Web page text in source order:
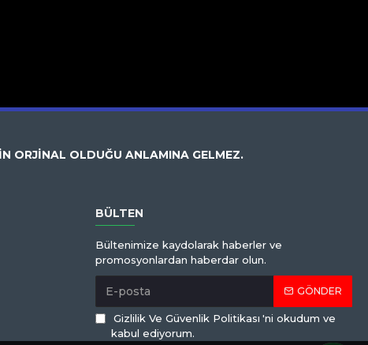
ORJİNAL OLDUĞU ANLAMINA GELMEZ.
BÜLTEN
Bültenimize kaydolarak haberler ve
promosyonlardan haberdar olun.
GÖNDER
Gizlilik Ve Güvenlik Politikası 'ni okudum ve
kabul ediyorum.